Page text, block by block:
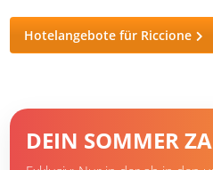
Unterkunft auf den direkten
Lage kann den Preis stark
Reiseangebote für Riccione